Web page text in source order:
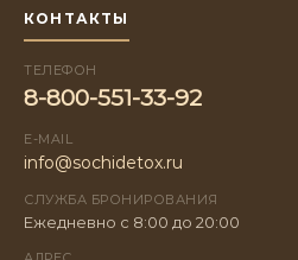
КОНТАКТЫ
ТЕЛЕФОН
8-800-551-33-92
E-MAIL
info@sochidetox.ru
СЛУЖБА БРОНИРОВАНИЯ
Ежедневно с 8:00 до 20:00